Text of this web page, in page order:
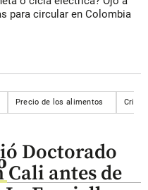
para circular en Colombia
Precio de los alimentos Crisis
Doctorado
Cali antes de